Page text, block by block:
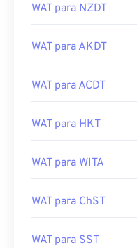
WAT para NZDT
WAT para AKDT
WAT para ACDT
WAT para HKT
WAT para WITA
WAT para ChST
WAT para SST